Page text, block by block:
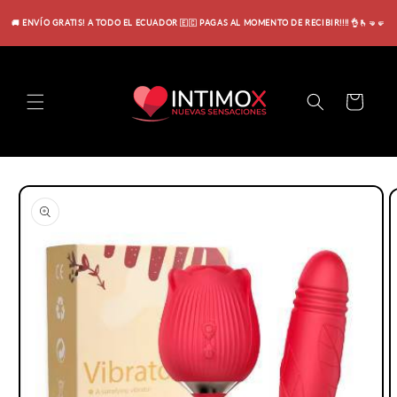
🚚 ENVÍO GRATIS! A TODO EL ECUADOR 🇪🇨 PAGAS AL MOMENTO DE RECIBIR!!!! 👌🫰🤜🤛
directamente
Carrito
directamente
información